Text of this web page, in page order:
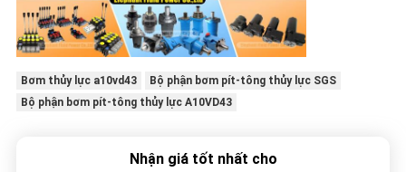
Bơm thủy lực a10vd43
Bộ phận bơm pít-tông thủy lực SGS
Bộ phận bơm pít-tông thủy lực A10VD43
Nhận giá tốt nhất cho